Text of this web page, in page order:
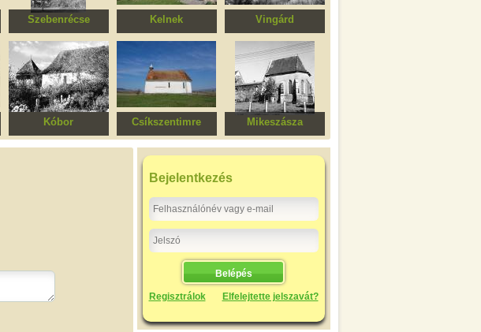
Szebenrécse
Evangélikus
templomegyüttes
Kelnek
Evangélikus
templomegyüttes
Vingárd
Evangélikus templom
Kóbor
Erődített református
Csíkszentimre
Szent Margit római
katolikus kápolna
Mikeszásza
Református templom
és Szentháromság
Bejelentkezés
Regisztrálok Elfelejtette jelszavát?